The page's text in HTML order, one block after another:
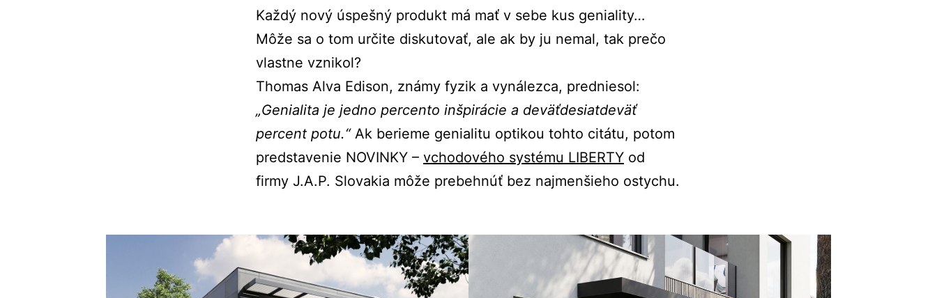
Každý nový úspešný produkt má mať v sebe kus geniality…
Môže sa o tom určite diskutovať, ale ak by ju nemal, tak prečo
vlastne vznikol?
Thomas Alva Edison, známy fyzik a vynálezca, predniesol:
„Genialita je jedno percento inšpirácie a deväťdesiatdeväť
percent potu.“Ak berieme genialitu optikou tohto citátu, potom
predstavenie NOVINKY – vchodového systému LIBERTY od
firmy J.A.P. Slovakia môže prebehnúť bez najmenšieho ostychu.